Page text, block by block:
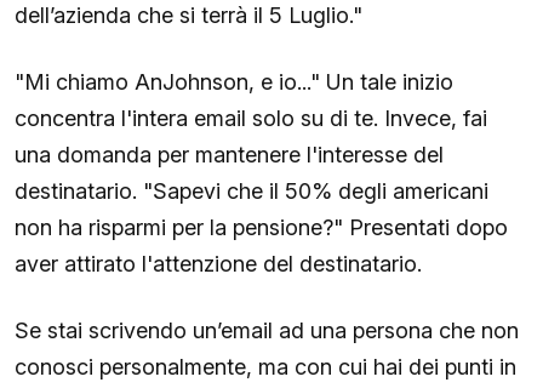
dell’azienda che si terrà il 5 Luglio."
"Mi chiamo AnJohnson, e io..." Un tale inizio
concentra l'intera email solo su di te. Invece, fai
una domanda per mantenere l'interesse del
destinatario. "Sapevi che il 50% degli americani
non ha risparmi per la pensione?" Presentati dopo
aver attirato l'attenzione del destinatario.
Se stai scrivendo un’email ad una persona che non
conosci personalmente, ma con cui hai dei punti in